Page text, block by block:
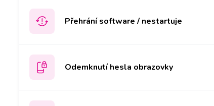
Přehrání software / nestartuje
Odemknutí hesla obrazovky